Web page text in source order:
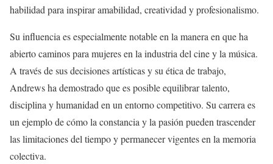
habilidad para inspirar amabilidad, creatividad y profesionalismo.
Su influencia es especialmente notable en la manera en que ha
abierto caminos para mujeres en la industria del cine y la música.
A través de sus decisiones artísticas y su ética de trabajo,
Andrews ha demostrado que es posible equilibrar talento,
disciplina y humanidad en un entorno competitivo. Su carrera es
un ejemplo de cómo la constancia y la pasión pueden trascender
las limitaciones del tiempo y permanecer vigentes en la memoria
colectiva.